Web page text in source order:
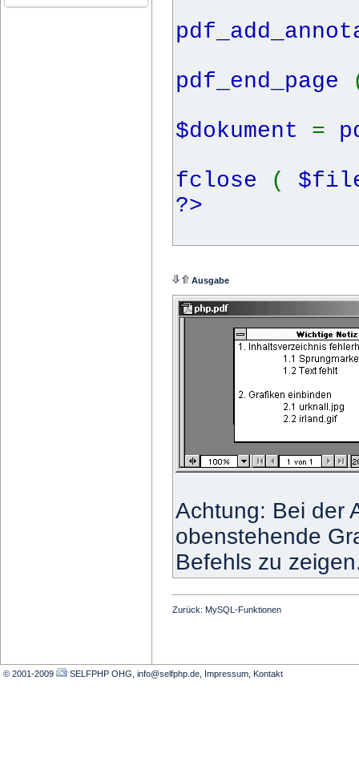
pdf_end_page
$dokument =
fclose
(
?>
Ausgabe
Achtung: Bei der
obenstehende
Befehls zu
Zurück: MySQL-Funktionen
© 2001-2009 SELFPHP OHG, info@selfphp.de Impressum Kontakt